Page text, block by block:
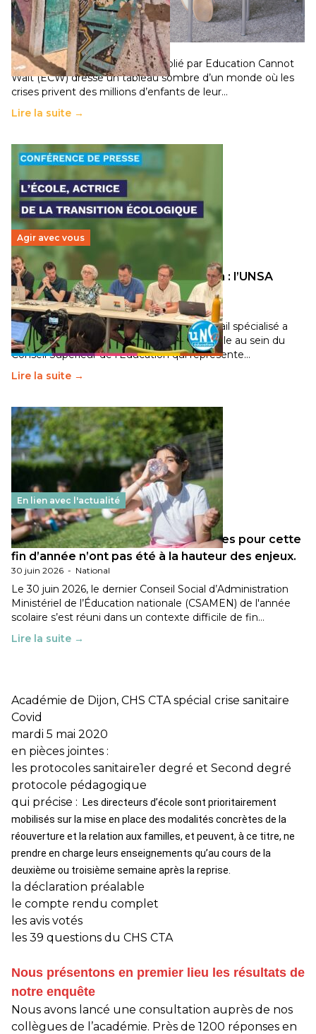
chocs climatiques et des déplacements de
population
11 juillet 2026- National
Un nouveau rapport mondial publié par Education Cannot
Wait (ECW) dresse un tableau sombre d’un monde où les
crises privent des millions d’enfants de leur…
Lire la suite →
Agir avec vous
Transition écologique de l’éducation : l’UNSA
Éducation fait bouger les lignes
30 juin 2026-National
Pendant plusieurs mois, un groupe de travail spécialisé a
travaillé sur la transition écologique de l’Ecole au sein du
Conseil Supérieur de l’Éducation qui représente…
Lire la suite →
En lien avec l'actualité
Les décisions ministérielles attendues pour cette
fin d’année n’ont pas été à la hauteur des enjeux.
30 juin 2026 - National
Le 30 juin 2026, le dernier Conseil Social d’Administration
Ministériel de l’Éducation nationale (CSAMEN) de l'année
scolaire s’est réuni dans un contexte difficile de fin…
Lire la suite →
Académie de Dijon, CHS CTA spécial crise sanitaire
Covid
mardi 5 mai 2020
en pièces jointes :
les protocoles sanitaire1er degré et Second degré
protocole pédagogique
qui précise :
Les directeurs d’école sont prioritairement
mobilisés sur la mise en place des modalités concrètes de la
réouverture et la relation aux familles, et peuvent, à ce titre, ne
prendre en charge leurs enseignements qu’au cours de la
deuxième ou troisième semaine après la reprise.
la déclaration préalable
le compte rendu complet
les avis votés
les 39 questions du CHS CTA
Nous présentons en premier lieu les résultats de
notre enquête
Nous avons lancé une consultation auprès de nos
collègues de l’académie. Près de 1200 réponses en